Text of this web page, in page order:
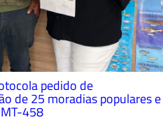
pedido de
de 25 moradias populares e
458